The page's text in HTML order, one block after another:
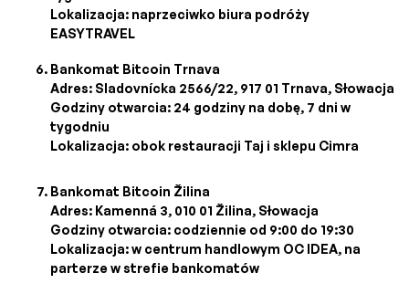
Lokalizacja: naprzeciwko biura podróży
EASYTRAVEL
Bankomat Bitcoin Trnava
Adres: Sladovnícka 2566/22, 917 01 Trnava, Słowacja
Godziny otwarcia: 24 godziny na dobę, 7 dni w
tygodniu
Lokalizacja: obok restauracji Taj i sklepu Cimra
Bankomat Bitcoin Žilina
Adres: Kamenná 3, 010 01 Žilina, Słowacja
Godziny otwarcia: codziennie od 9:00 do 19:30
Lokalizacja: w centrum handlowym OC IDEA, na
parterze w strefie bankomatów